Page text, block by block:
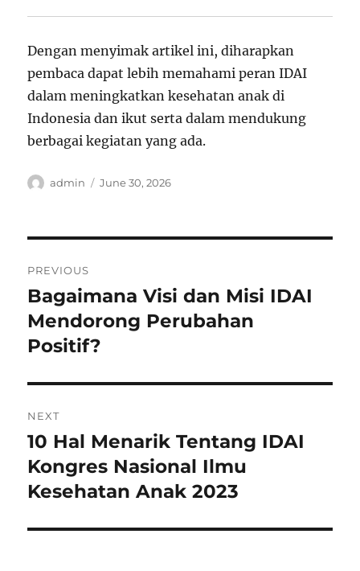
Dengan menyimak artikel ini, diharapkan
pembaca dapat lebih memahami peran IDAI
dalam meningkatkan kesehatan anak di
Indonesia dan ikut serta dalam mendukung
berbagai kegiatan yang ada.
Author
admin
Posted
June 30, 2026
navigation
PREVIOUS
Previous
post:
Bagaimana Visi dan Misi IDAI
Mendorong Perubahan
Positif?
NEXT
Next
post:
10 Hal Menarik Tentang IDAI
Kongres Nasional Ilmu
Kesehatan Anak 2023